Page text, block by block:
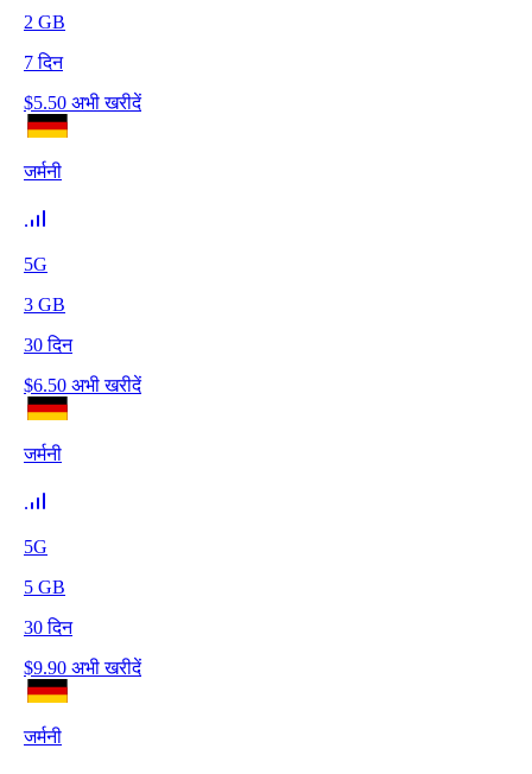
2 GB
7 दिन
$5.50 अभी खरीदें
जर्मनी
5G
3 GB
30 दिन
$6.50 अभी खरीदें
जर्मनी
5G
5 GB
30 दिन
$9.90 अभी खरीदें
जर्मनी